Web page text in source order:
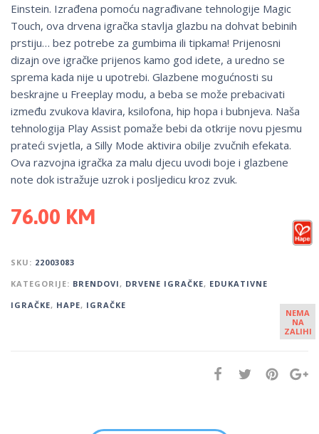
Einstein. Izrađena pomoću nagrađivane tehnologije Magic
Touch, ova drvena igračka stavlja glazbu na dohvat bebinih
prstiju… bez potrebe za gumbima ili tipkama! Prijenosni
dizajn ove igračke prijenos kamo god idete, a uredno se
sprema kada nije u upotrebi. Glazbene mogućnosti su
beskrajne u Freeplay modu, a beba se može prebacivati ​​
između zvukova klavira, ksilofona, hip hopa i bubnjeva. Naša
tehnologija Play Assist pomaže bebi da otkrije novu pjesmu
prateći svjetla, a Silly Mode aktivira obilje zvučnih efekata.
Ova razvojna igračka za malu djecu uvodi boje i glazbene
note dok istražuje uzrok i posljedicu kroz zvuk.
76.00 KM
SKU: 22003083
KATEGORIJE: BRENDOVI, DRVENE IGRAČKE, EDUKATIVNE
IGRAČKE, HAPE, IGRAČKE
NEMA
NA
ZALIHI